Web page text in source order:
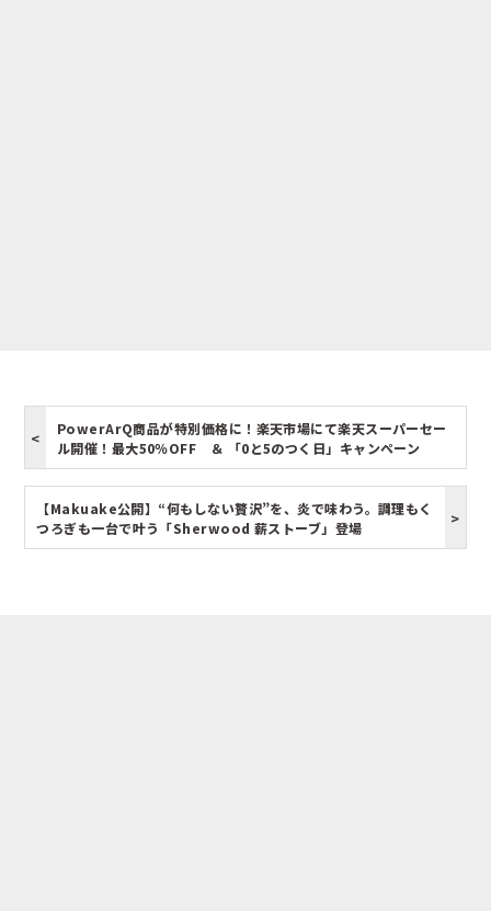
PowerArQ商品が特別価格に！楽天市場にて楽天スーパーセー
ル開催！最大50％OFF ＆ 「0と5のつく日」キャンペーン
【Makuake公開】“何もしない贅沢”を、炎で味わう。調理もく
つろぎも一台で叶う「Sherwood 薪ストーブ」登場